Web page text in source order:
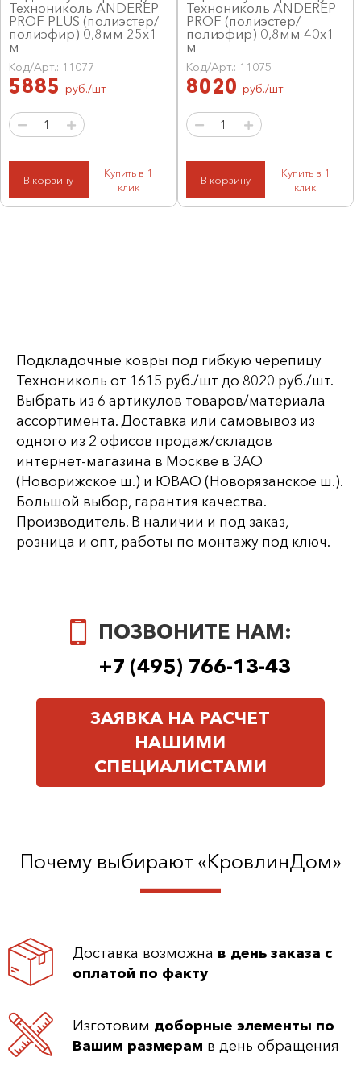
Технониколь ANDEREP
PROF PLUS (полиэстер/
полиэфир) 0,8мм 25х1
м
Код/Арт.: 11077
5885 руб./шт
В корзину
Купить в 1
клик
Технониколь ANDEREP
PROF (полиэстер/
полиэфир) 0,8мм 40х1
м
Код/Арт.: 11075
8020 руб./шт
В корзину
Купить в 1
клик
Подкладочные ковры под гибкую черепицу
Технониколь от 1615 руб./шт до 8020 руб./шт.
Выбрать из 6 артикулов товаров/материала
ассортимента. Доставка или самовывоз из
одного из 2 офисов продаж/складов
интернет-магазина в Москве в ЗАО
(Новорижское ш.) и ЮВАО (Новорязанское ш.).
Большой выбор, гарантия качества.
Производитель. В наличии и под заказ,
розница и опт, работы по монтажу под ключ.
ПОЗВОНИТЕ НАМ:
+7 (495) 766-13-43
ЗАЯВКА НА РАСЧЕТ
НАШИМИ
СПЕЦИАЛИСТАМИ
Почему выбирают «КровлинДом»
Доставка возможна в день заказа с
оплатой по факту
Изготовим доборные элементы по
Вашим размерам в день обращения